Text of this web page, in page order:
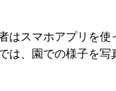
はスマホアプリを
は、園での様子を写